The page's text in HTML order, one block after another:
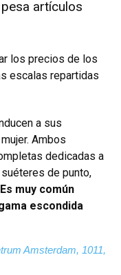
artículos
los precios de los
escalas repartidas
a sus
Ambos
dedicadas a
de punto,
Es muy común
escondida
Amsterdam, 1011,